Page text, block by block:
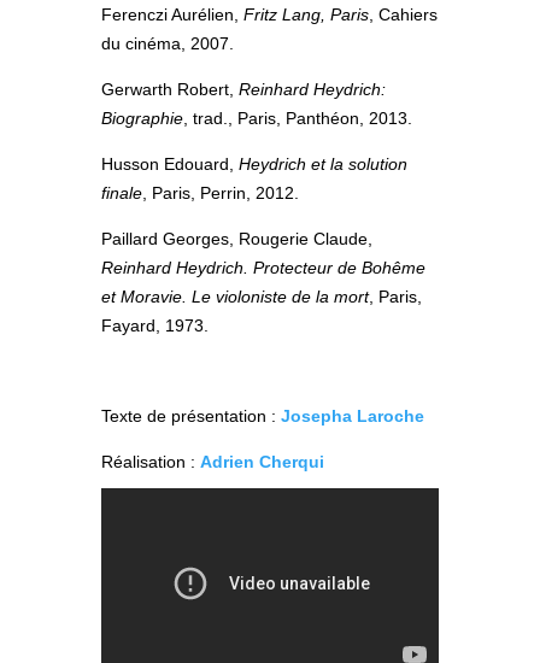
Ferenczi Aurélien, Fritz Lang, Paris , Cahiers
du cinéma, 2007.
Gerwarth Robert, Reinhard Heydrich:
Biographie , trad., Paris, Panthéon, 2013.
Husson Edouard, Heydrich et la solution
finale , Paris, Perrin, 2012.
Paillard Georges, Rougerie Claude,
Reinhard Heydrich. Protecteur de Bohême
et Moravie. Le violoniste de la mort, Paris,
Fayard, 1973.
Texte de présentation : Josepha Laroche
Réalisation : Adrien Cherqui